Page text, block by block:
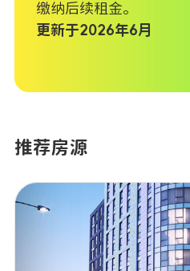
缴纳后续租金。
更新于2026年6月
推荐房源